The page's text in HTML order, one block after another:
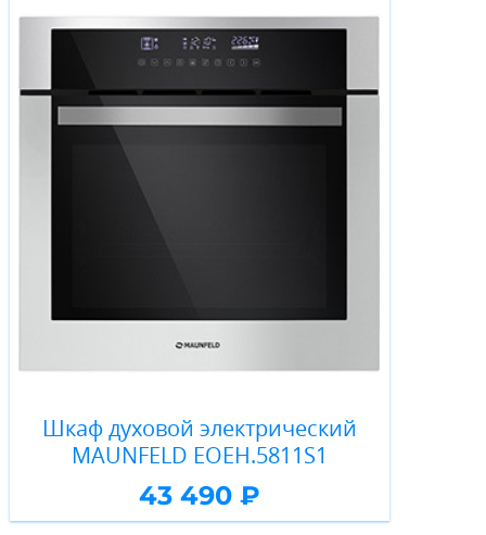
Шкаф духовой электрический
MAUNFELD EOEH.5811S1
43 490 ₽